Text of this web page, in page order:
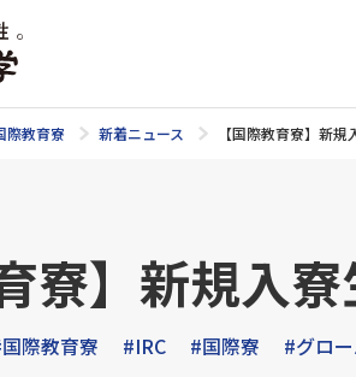
際教育寮 新着ニュース 【国際教育寮】新
寮】新規入
際教育寮 #IRC #国際寮 #グロ